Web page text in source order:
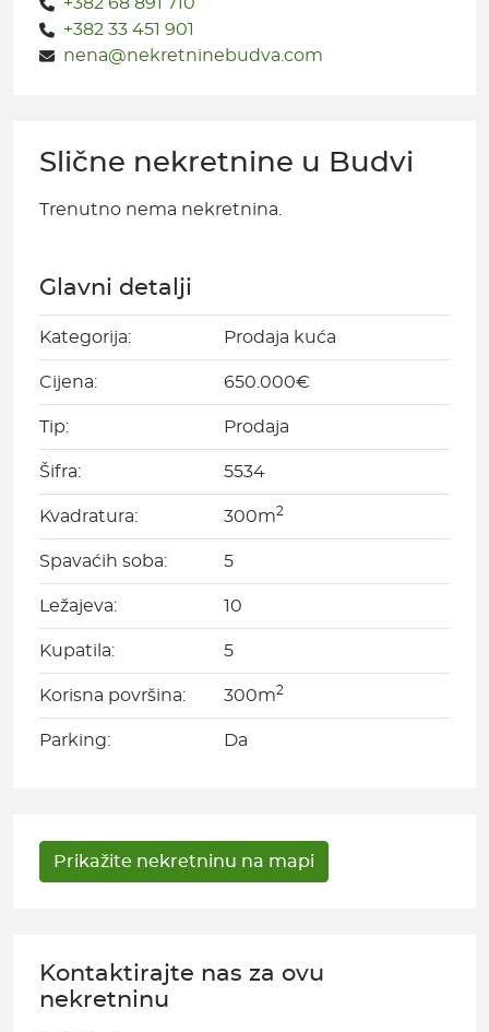
+382 33 451 901
nena@nekretninebudva.com
Slične nekretnine u Budvi
Trenutno nema nekretnina.
Glavni detalji
Kategorija: Prodaja kuća
Cijena: 650.000€
Tip: Prodaja
Šifra: 5534
Kvadratura: 300m2
Spavaćih soba: 5
Ležajeva: 10
Kupatila: 5
Korisna površina: 300m2
Parking: Da
Kontaktirajte nas za ovu
nekretninu